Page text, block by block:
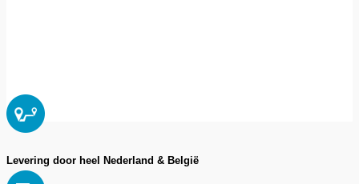
Levering door heel Nederland & België